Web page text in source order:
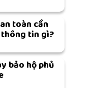
toàn cần
tin gì?
bảo hộ phủ